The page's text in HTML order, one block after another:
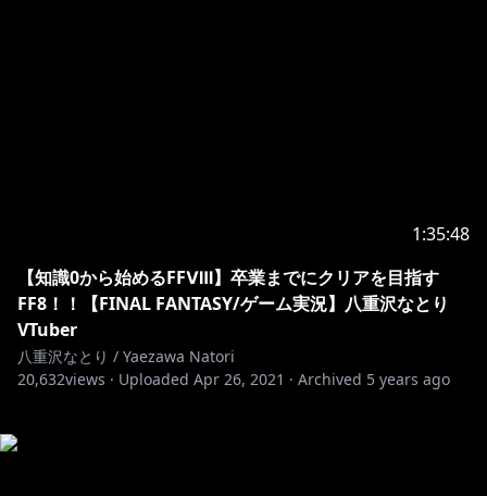
1:35:48
【知識0から始めるFFⅧ】卒業までにクリアを目指す
FF8！！【FINAL FANTASY/ゲーム実況】八重沢なとり
VTuber
八重沢なとり / Yaezawa Natori
20,632views · Uploaded Apr 26, 2021 · Archived 5 years ago